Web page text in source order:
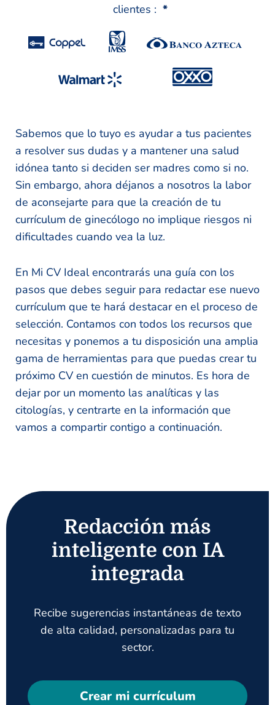
clientes : *
Sabemos que lo tuyo es ayudar a tus pacientes
a resolver sus dudas y a mantener una salud
idónea tanto si deciden ser madres como si no.
Sin embargo, ahora déjanos a nosotros la labor
de aconsejarte para que la creación de tu
currículum de ginecólogo no implique riesgos ni
dificultades cuando vea la luz.
En Mi CV Ideal encontrarás una guía con los
pasos que debes seguir para redactar ese nuevo
currículum que te hará destacar en el proceso de
selección. Contamos con todos los recursos que
necesitas y ponemos a tu disposición una amplia
gama de herramientas para que puedas crear tu
próximo CV en cuestión de minutos. Es hora de
dejar por un momento las analíticas y las
citologías, y centrarte en la información que
vamos a compartir contigo a continuación.
Redacción más
inteligente con IA
integrada
Recibe sugerencias instantáneas de texto
de alta calidad, personalizadas para tu
sector.
Crear mi currículum